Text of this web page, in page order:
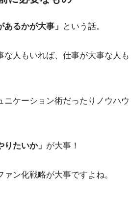
るかが大事」 という話。
な人もいれば、仕事が大事な人も
ケーション術だったりノウハウ
りたいか」 が大事！
ン化戦略が大事ですよね。